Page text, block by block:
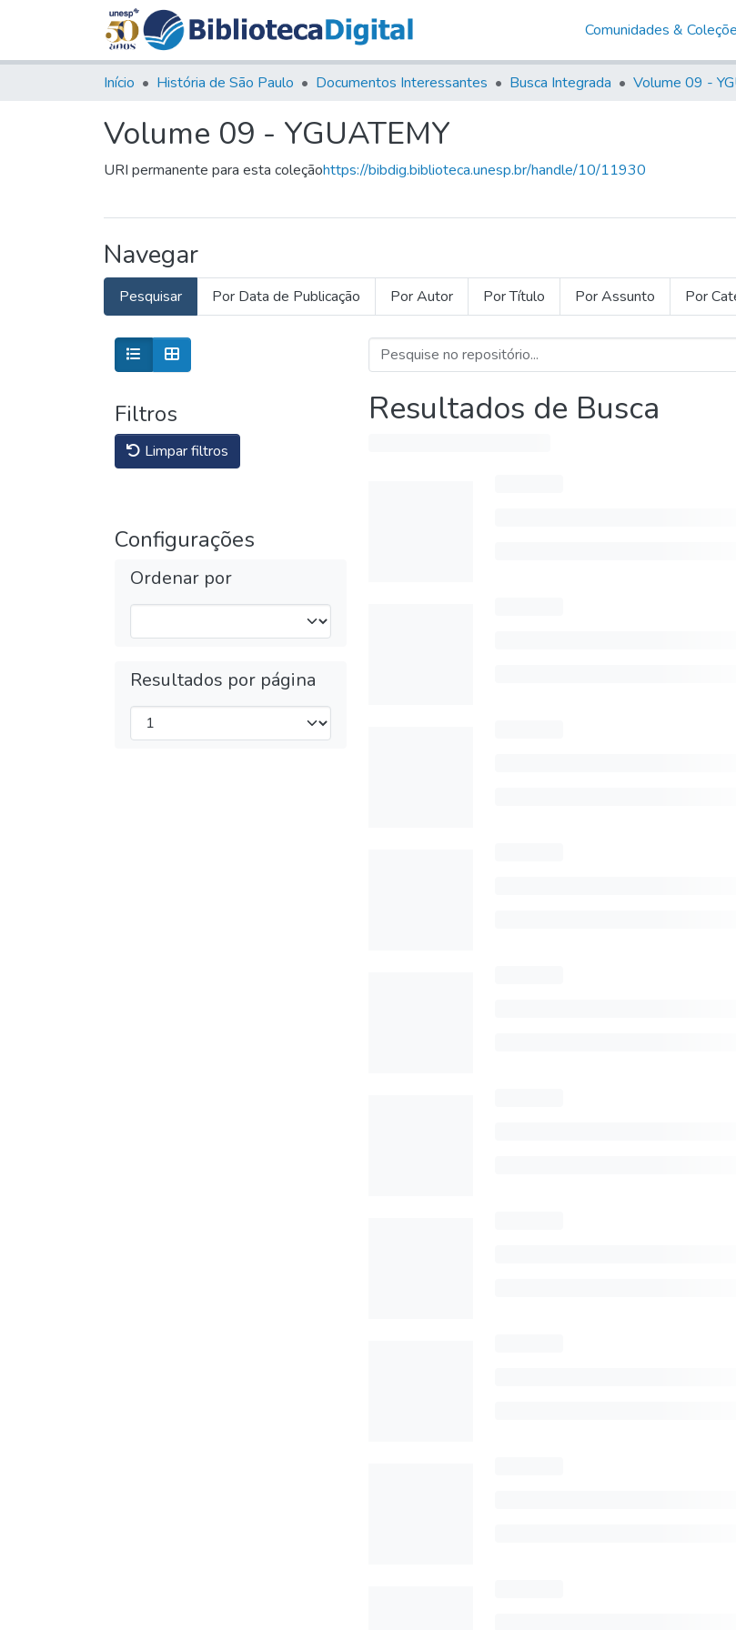
Comunidades &
Início História de São Paulo Documentos Interessantes Busca Integrada Volume 09 -
Volume 09 - YGUATEMY
URI permanente para esta coleçãohttps://bibdig.biblioteca.unesp.br/handle/10/11930
Navegar
Pesquisar Por Data de Publicação Por Autor Por Título Por Assunto Por
Filtros
Limpar filtros
Configurações
Ordenar por
Resultados por página
Resultados de Busca